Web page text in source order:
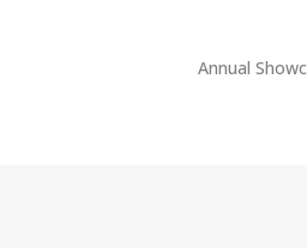
Annual